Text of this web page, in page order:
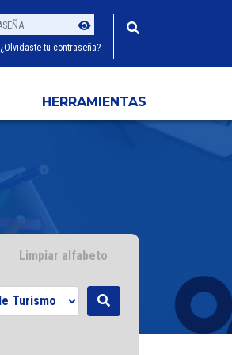
Usuario
Contraseña
¿Olvidaste tu contraseña?
HERRAMIENTAS
Limpiar alfabeto